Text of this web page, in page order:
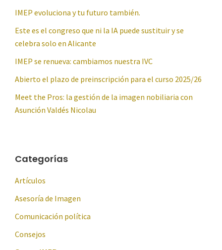
IMEP evoluciona y tu futuro también.
Este es el congreso que ni la IA puede sustituir y se
celebra solo en Alicante
IMEP se renueva: cambiamos nuestra IVC
Abierto el plazo de preinscripción para el curso 2025/26
Meet the Pros: la gestión de la imagen nobiliaria con
Asunción Valdés Nicolau
Categorías
Artículos
Asesoría de Imagen
Comunicación política
Consejos